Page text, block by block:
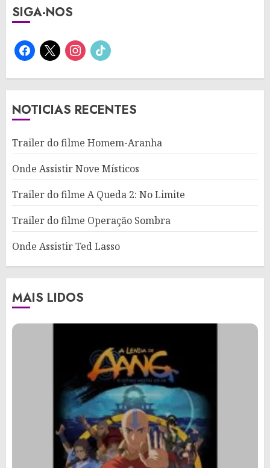
SIGA-NOS
facebook
x instagram
tiktok
NOTICIAS RECENTES
Trailer do filme Homem-Aranha
Onde Assistir Nove Místicos
Trailer do filme A Queda 2: No Limite
Trailer do filme Operação Sombra
Onde Assistir Ted Lasso
MAIS LIDOS